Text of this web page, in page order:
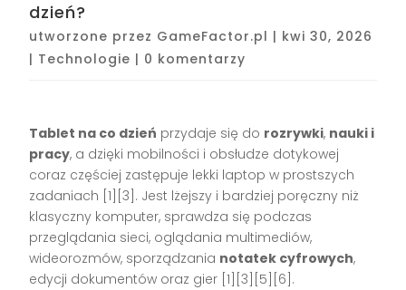
dzień?
utworzone przez GameFactor.pl | kwi 30, 2026
| Technologie | 0 komentarzy
Tablet na co dzień przydaje się do rozrywki, nauki i
pracy, a dzięki mobilności i obsłudze dotykowej
coraz częściej zastępuje lekki laptop w prostszych
zadaniach [1][3]. Jest lżejszy i bardziej poręczny niż
klasyczny komputer, sprawdza się podczas
przeglądania sieci, oglądania multimediów,
wideorozmów, sporządzania notatek cyfrowych,
edycji dokumentów oraz gier [1][3][5][6].